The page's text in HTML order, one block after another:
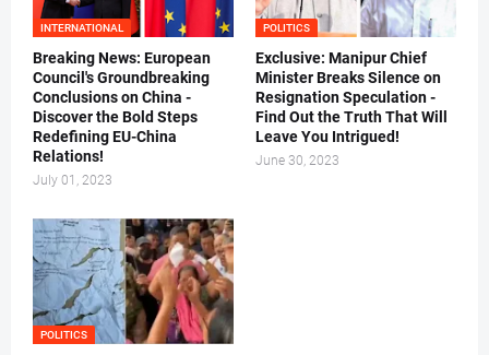
INTERNATIONAL
Breaking News: European
Council's Groundbreaking
Conclusions on China -
Discover the Bold Steps
Redefining EU-China
Relations!
July 01, 2023
POLITICS
Exclusive: Manipur Chief
Minister Breaks Silence on
Resignation Speculation -
Find Out the Truth That Will
Leave You Intrigued!
June 30, 2023
POLITICS